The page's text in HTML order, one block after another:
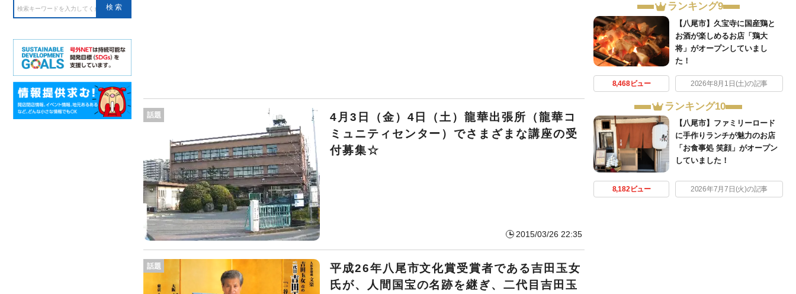
4月3日（金）4日（土）龍華出張所（龍華コ
ミュニティセンター）でさまざまな講座の受
付募集☆
2015/03/26 22:35
話題
平成26年八尾市文化賞受賞者である吉田玉女
氏が、人間国宝の名跡を継ぎ、二代目吉田玉
話題
ランキング9
【八尾市】久宝寺に国産鶏と
お酒が楽しめるお店「鶏大
将」がオープンしていまし
た！
8,468ビュー 2026年8月1日(土)の記事
ランキング10
【八尾市】ファミリーロード
に手作りランチが魅力のお店
「お食事処 笑顔」がオープン
していました！
8,182ビュー 2026年7月7日(火)の記事